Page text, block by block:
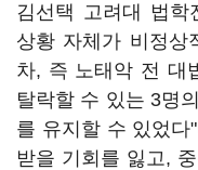
김선택 고려대 법학
상황 자체가 비정상
차, 즉 노태악 전 대
탈락할 수 있는 3명
를 유지할 수 있었다
받을 기회를 잃고,